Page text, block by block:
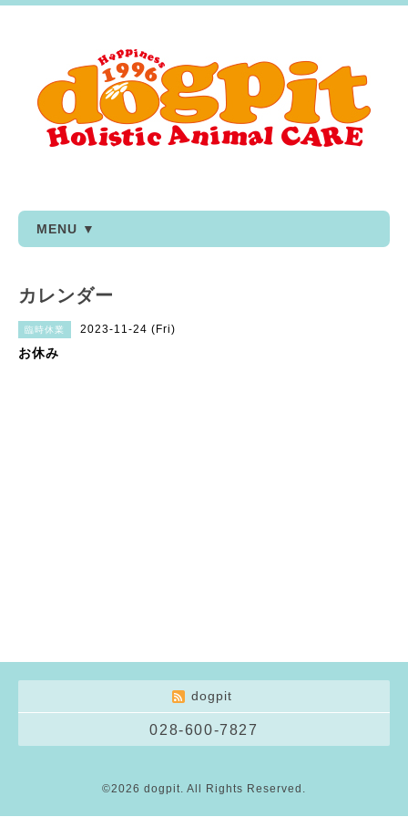
MENU ▼
カレンダー
臨時休業 2023-11-24 (Fri)
お休み
dogpit
028-600-7827
©2026 dogpit. All Rights Reserved.